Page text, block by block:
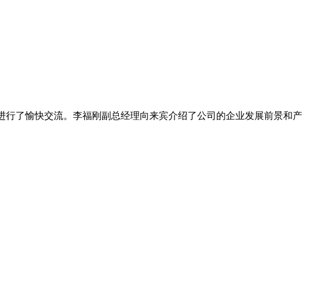
了愉快交流。李福刚副总经理向来宾介绍了公司的企业发展前景和产